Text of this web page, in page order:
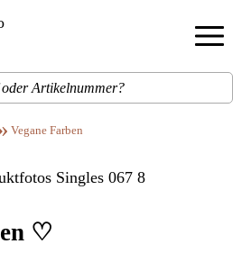
Menü
Vegane Farben
♡